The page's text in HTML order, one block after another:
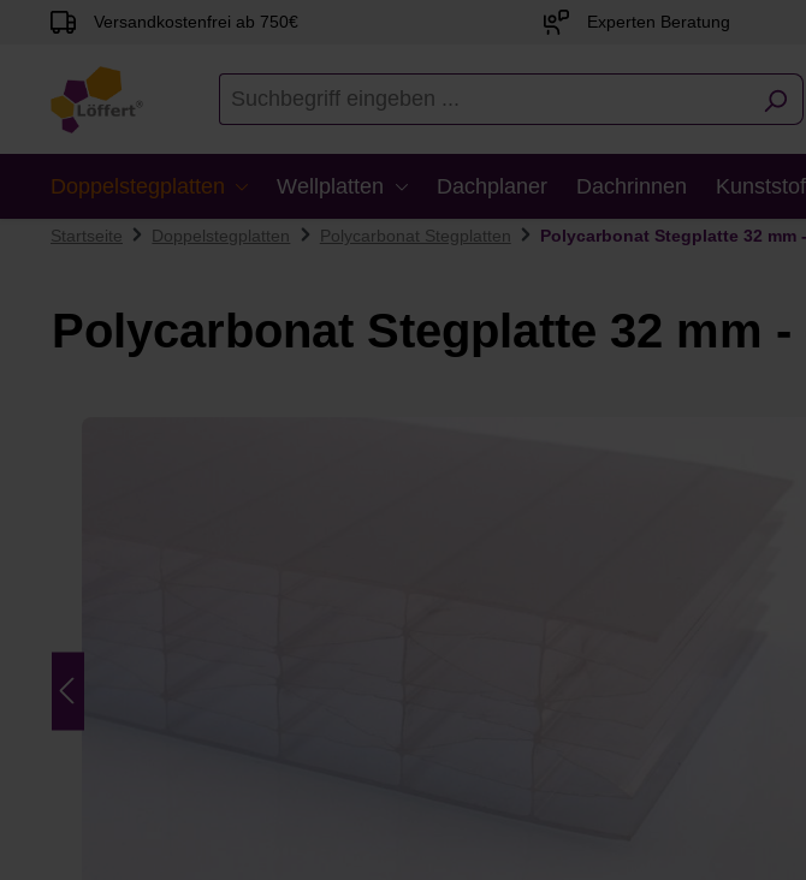
Zur Suche springen
Versandkostenfrei ab 750€ Experten Beratung
Doppelstegplatten Wellplatten Dachplaner Dachrinnen
Startseite Doppelstegplatten Polycarbonat Stegplatten Polycarbonat Stegplatte 32 mm
Polycarbonat Stegplatte 32 mm